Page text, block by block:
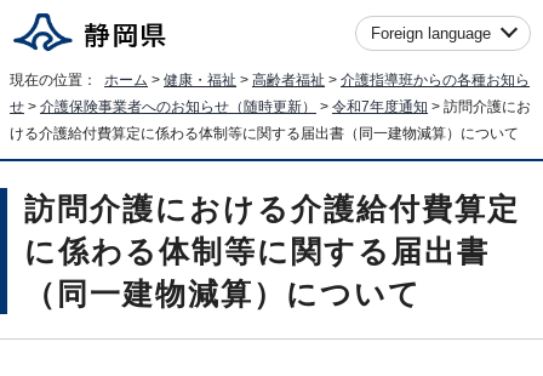
Foreign language
現在の位置： ホーム > 健康・福祉 > 高齢者福祉 > 介護指導班からの各種お知ら
せ > 介護保険事業者へのお知らせ（随時更新） > 令和7年度通知 > 訪問介護にお
ける介護給付費算定に係わる体制等に関する届出書（同一建物減算）について
訪問介護における介護給付費算定
に係わる体制等に関する届出書
（同一建物減算）について